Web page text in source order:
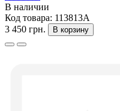
В наличии
Код товара: 113813A
3 450 грн.
В корзину